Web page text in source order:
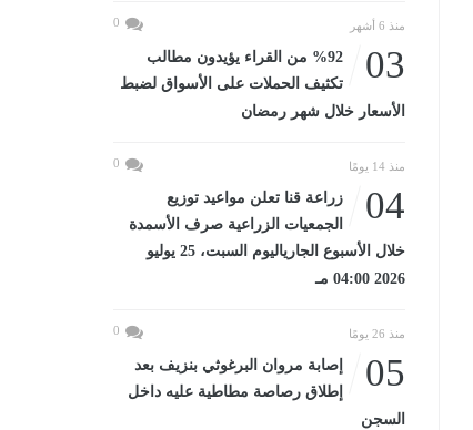
منذ 6 أشهر 0
03
%92 من القراء يؤيدون مطالب
تكثيف الحملات على الأسواق لضبط
الأسعار خلال شهر رمضان
منذ 14 يومًا 0
04
زراعة قنا تعلن مواعيد توزيع
الجمعيات الزراعية صرف الأسمدة
خلال الأسبوع الجارياليوم السبت، 25 يوليو
2026 04:00 مـ
منذ 26 يومًا 0
05
إصابة مروان البرغوثي بنزيف بعد
إطلاق رصاصة مطاطية عليه داخل
السجن